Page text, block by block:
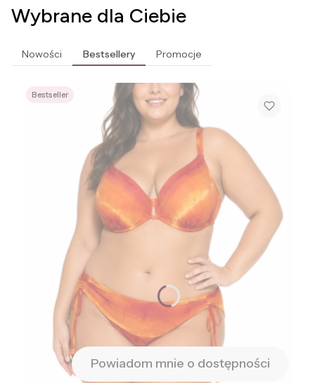
Wybrane dla Ciebie
Nowości Bestsellery Promocje
Bestseller
Powiadom mnie o dostępności